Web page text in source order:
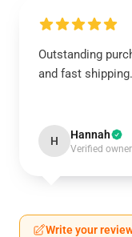
Outstanding
and fast shipping.
H Hannah
Verified owner
Write your